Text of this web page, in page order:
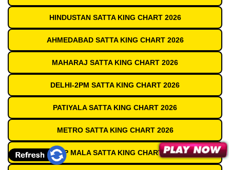
HINDUSTAN SATTA KING CHART 2026
AHMEDABAD SATTA KING CHART 2026
MAHARAJ SATTA KING CHART 2026
DELHI-2PM SATTA KING CHART 2026
PATIYALA SATTA KING CHART 2026
METRO SATTA KING CHART 2026
DEEP MALA SATTA KING CHART 2026